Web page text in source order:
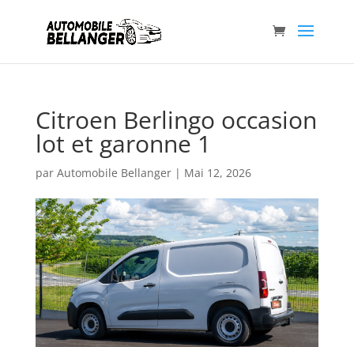
Citroen Berlingo occasion
lot et garonne 1
par Automobile Bellanger| Mai 12, 2026